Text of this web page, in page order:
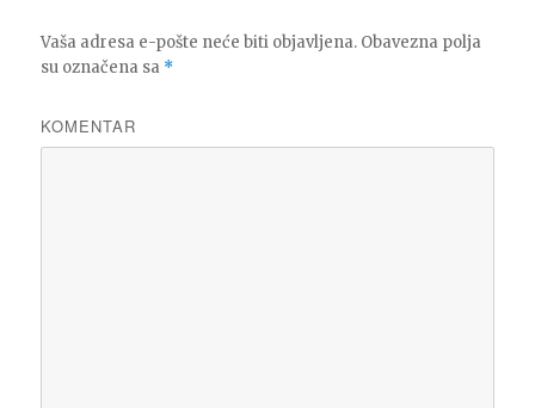
Vaša adresa e-pošte neće biti objavljena. Obavezna polja
su označena sa *
KOMENTAR